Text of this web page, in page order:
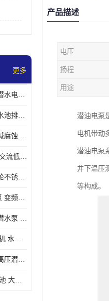
更多
津奥特 并联双浮筒式潜水电泵 矿山抢险泵 大流量卧式安装 可提供定制
高扬程不锈钢潜水泵 水池排水 变频 井用潜水电泵供应 能耗低 工厂批发
不锈钢潜海水泵 耐盐碱腐蚀 大流量 立式卧式下吸式安装 厂家定制
津奥特 全铜电机 异步交流低压潜水电机 运行稳定售后质保 致电咨询
漂浮式卧式潜水泵 叶轮不锈钢材质 大流量 变频抽水泵 厂家质保售后
地热温泉井热水潜水泵 变频不锈钢 130直径油泵 高温深井泵 津奥特
津奥特 河道用漂浮式潜水泵 不锈钢泵轴 大口径大流量 产品可定制
316不锈钢异步潜水电机 水冷式 可连续运行 定制功率电压 奥特泵业
立式下吸式潜水电泵 高压潜水排沙泵 大功率 深水施工作业 型号可定制
泥塘排水 抽牛粪 污水池 大口径潜水螺旋离心泵 材质特征 奥特泵业
产品描述
电压
扬程
用途
潜油电泵
电机带动
潜油电泵
井下温压
等构成。